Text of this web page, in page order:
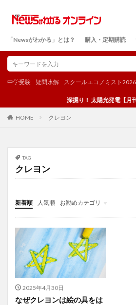
「Newsがわかる」とは？ 購入・定期購読
中学受験 疑問氷解 スクールエコノミスト2026
深掘り！ 太陽光発電【月
HOME クレヨン
TAG
クレヨン
新着順 人気順
お勧めカテゴリ
投稿
学び
マンガ
電子書籍
2025年4月30日
なぜクレヨンは絵の具をは
検索